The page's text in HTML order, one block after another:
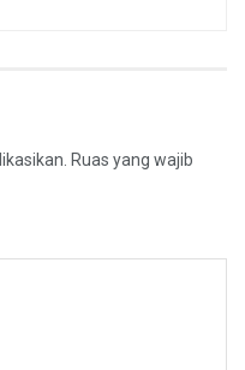
Ruas yang wajib